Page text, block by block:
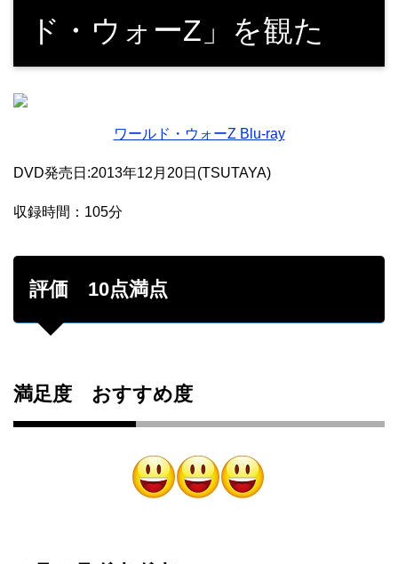
ド・ウォーZ」を観た
ワールド・ウォーZ Blu-ray
DVD発売日:2013年12月20日(TSUTAYA)
収録時間：105分
評価 10点満点
満足度 おすすめ度